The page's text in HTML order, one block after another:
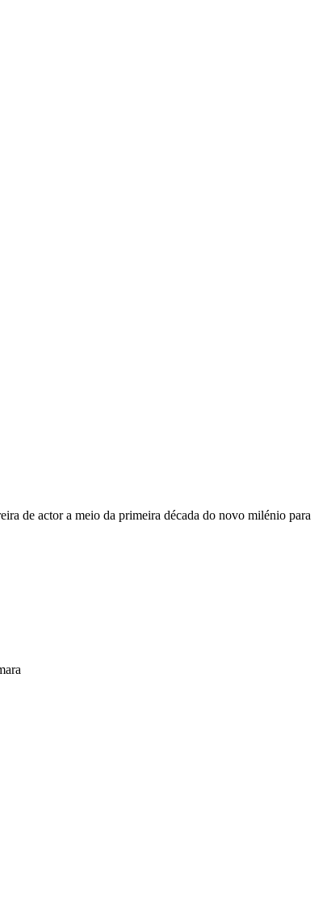
de actor a meio da primeira década do novo milénio para